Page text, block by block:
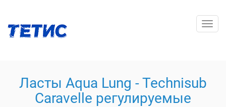
Ласты Aqua Lung - Technisub
Caravelle регулируемые